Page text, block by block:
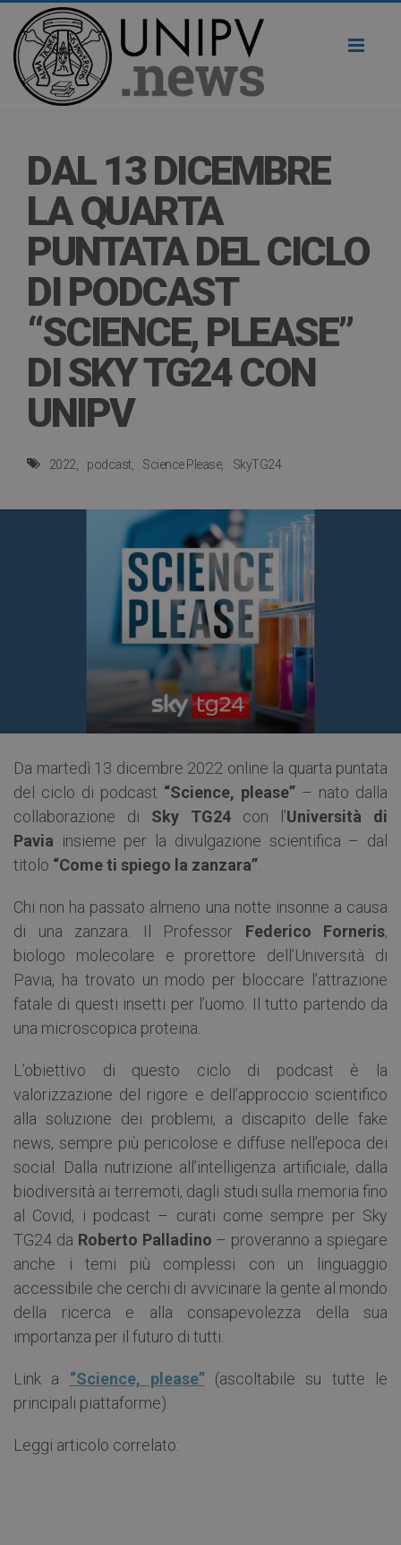
DAL 13 DICEMBRE
LA QUARTA
PUNTATA DEL CICLO
DI PODCAST
“SCIENCE, PLEASE”
DI SKY TG24 CON
UNIPV
2022 podcast Science Please SkyTG24
Da martedì 13 dicembre 2022 online la quarta puntata
del ciclo di podcast “Science, please” – nato dalla
collaborazione di Sky TG24 con l’Università di
Pavia insieme per la divulgazione scientifica – dal
titolo “Come ti spiego la zanzara”
Chi non ha passato almeno una notte insonne a causa
di una zanzara. Il Professor Federico Forneris,
biologo molecolare e prorettore dell’Università di
Pavia, ha trovato un modo per bloccare l’attrazione
fatale di questi insetti per l’uomo. Il tutto partendo da
una microscopica proteina.
L’obiettivo di questo ciclo di podcast è la
valorizzazione del rigore e dell’approccio scientifico
alla soluzione dei problemi, a discapito delle fake
news, sempre più pericolose e diffuse nell’epoca dei
social. Dalla nutrizione all’intelligenza artificiale, dalla
biodiversità ai terremoti, dagli studi sulla memoria fino
al Covid, i podcast – curati come sempre per Sky
TG24 da Roberto Palladino – proveranno a spiegare
anche i temi più complessi con un linguaggio
accessibile che cerchi di avvicinare la gente al mondo
della ricerca e alla consapevolezza della sua
importanza per il futuro di tutti.
Link a “Science, please”(ascoltabile su tutte le
principali piattaforme).
Leggi articolo correlato: